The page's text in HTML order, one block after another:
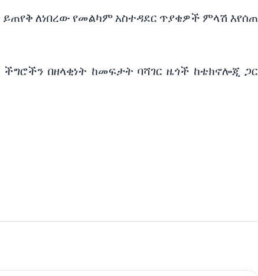
ይጠየቅ ለነበረው የመልካም አስተዳደር ጥያቄዎች ምላሽ እየሰጠ
ችግሮችን በዘላቂነት ከመፍታት ባሻገር ዜጎች ከቴክኖሎጂ ጋር